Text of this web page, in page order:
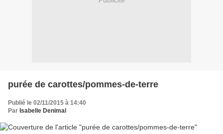
purée de carottes/pommes-de-terre
Publié le 02/11/2015 à 14:40
Par Isabelle Denimal